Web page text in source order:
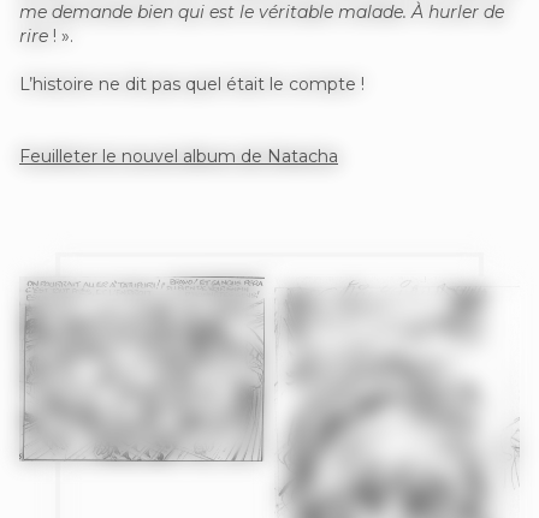
me demande bien qui est le véritable malade. À hurler de
rire ! ».
L’histoire ne dit pas quel était le compte !
Feuilleter le nouvel album de Natacha